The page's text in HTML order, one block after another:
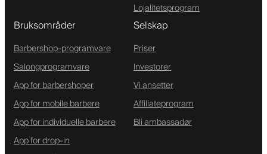
Lojalitetsprogram
Bruksområder
Barbershop-programvare
Salongprogramvare
App for barbershoper
App for mobile barbere
App for individuelle barbere
App for drop-in
Selskap
Priser
Investorer
Vi ansetter
Affiliateprogram
Bli ambassadør